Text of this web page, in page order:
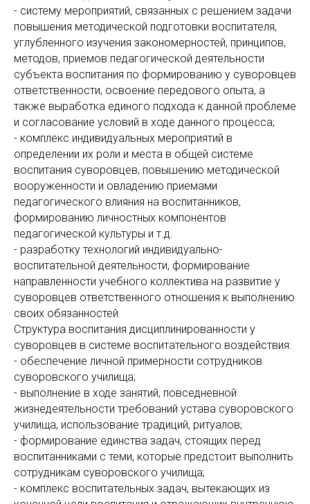
- систему мероприятий, связанных с решением задачи
повышения методической подготовки воспитателя,
углубленного изучения закономерностей, принципов,
методов, приемов педагогической деятельности
субъекта воспитания по формированию у суворовцев
ответственности, освоение передового опыта, а
также выработка единого подхода к данной проблеме
и согласование условий в ходе данного процесса;
- комплекс индивидуальных мероприятий в
определении их роли и места в общей системе
воспитания суворовцев, повышению методической
вооруженности и овладению приемами
педагогического влияния на воспитанников,
формированию личностных компонентов
педагогической культуры и т.д.
- разработку технологий индивидуально-
воспитательной деятельности, формирование
направленности учебного коллектива на развитие у
суворовцев ответственного отношения к выполнению
своих обязанностей.
Структура воспитания дисциплинированности у
суворовцев в системе воспитательного воздействия:
- обеспечение личной примерности сотрудников
суворовского училища;
- выполнение в ходе занятий, повседневной
жизнедеятельности требований устава суворовского
училища, использование традиций, ритуалов;
- формирование единства задач, стоящих перед
воспитанниками с теми, которые предстоит выполнить
сотрудникам суворовского училища;
- комплекс воспитательных задач, вытекающих из